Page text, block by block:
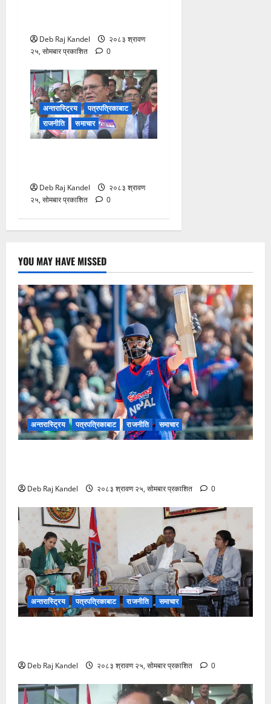
Deb Raj Kandel
२०८३ श्रावण
२५, सोमबार प्रकाशित
0
अन्तरास्ट्रिय
पत्रपत्रिकाबाट
राजनीति
समाचार
Deb Raj Kandel
२०८३ श्रावण
२५, सोमबार प्रकाशित
0
YOU MAY HAVE MISSED
अन्तरास्ट्रिय पत्रपत्रिकाबाट राजनीति समाचार
Deb Raj Kandel २०८३ श्रावण २५, सोमबार प्रकाशित 0
अन्तरास्ट्रिय पत्रपत्रिकाबाट राजनीति समाचार
Deb Raj Kandel २०८३ श्रावण २५, सोमबार प्रकाशित 0